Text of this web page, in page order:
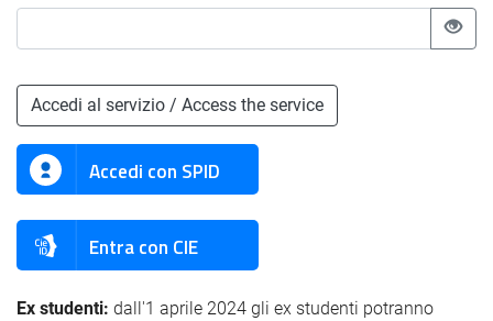
Accedi al servizio / Access the service
Accedi con SPID
Entra con CIE
Ex studenti: dall'1 aprile 2024 gli ex studenti potranno